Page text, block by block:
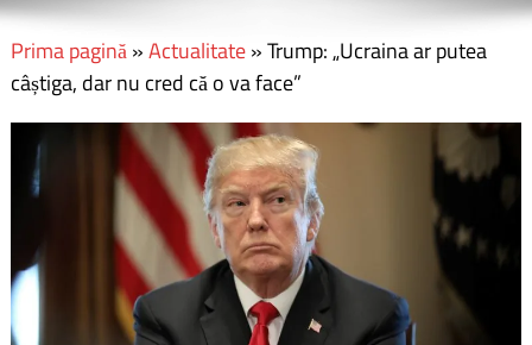
Prima pagină»Actualitate»Trump: „Ucraina ar putea
câștiga, dar nu cred că o va face”